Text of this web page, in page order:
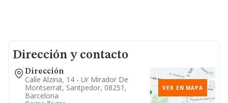
Dirección y contacto
Dirección
Calle Alzina, 14 - Ur Mirador De
Montserrat, Santpedor, 08251,
Barcelona
VER EN MAPA